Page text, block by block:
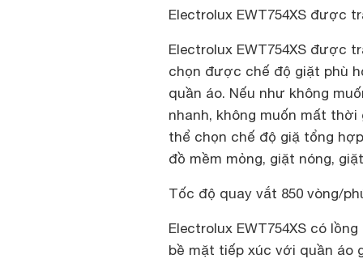
Electrolux EWT754XS được
Electrolux EWT754XS được
chọn được chế độ giặt phù
quần áo. Nếu như không
nhanh, không muốn mất
thể chọn chế độ giặ tổng
đồ mềm mỏng, giặt nóng,
Tốc độ quay vắt 850 vòng/
Electrolux EWT754XS có
bề mặt tiếp xúc với quần áo